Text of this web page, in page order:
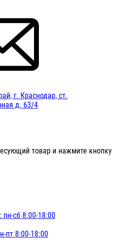
г. Краснодар, ст.
д. 63/4
товар и нажмите кнопку
сб 8:00-18:00
пт 8:00-18:00